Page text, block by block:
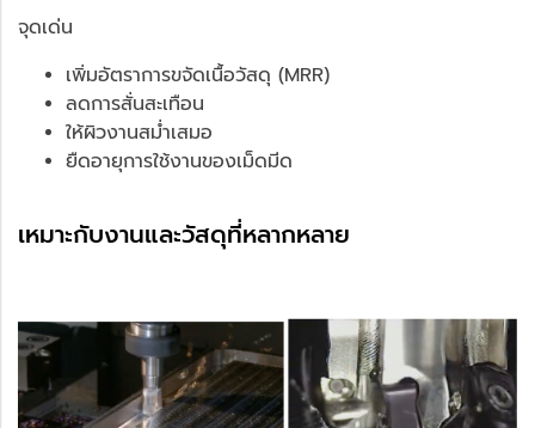
จุดเด่น
เพิ่มอัตราการขจัดเนื้อวัสดุ (MRR)
ลดการสั่นสะเทือน
ให้ผิวงานสม่ำเสมอ
ยืดอายุการใช้งานของเม็ดมีด
เหมาะกับงานและวัสดุที่หลากหลาย